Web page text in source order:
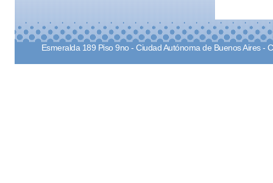
Esmeralda 189 Piso 9no - Ciudad Autónoma de Buenos Aires -